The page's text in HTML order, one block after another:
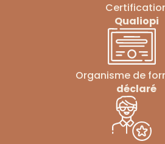
Qualiopi
Organisme de
déclaré